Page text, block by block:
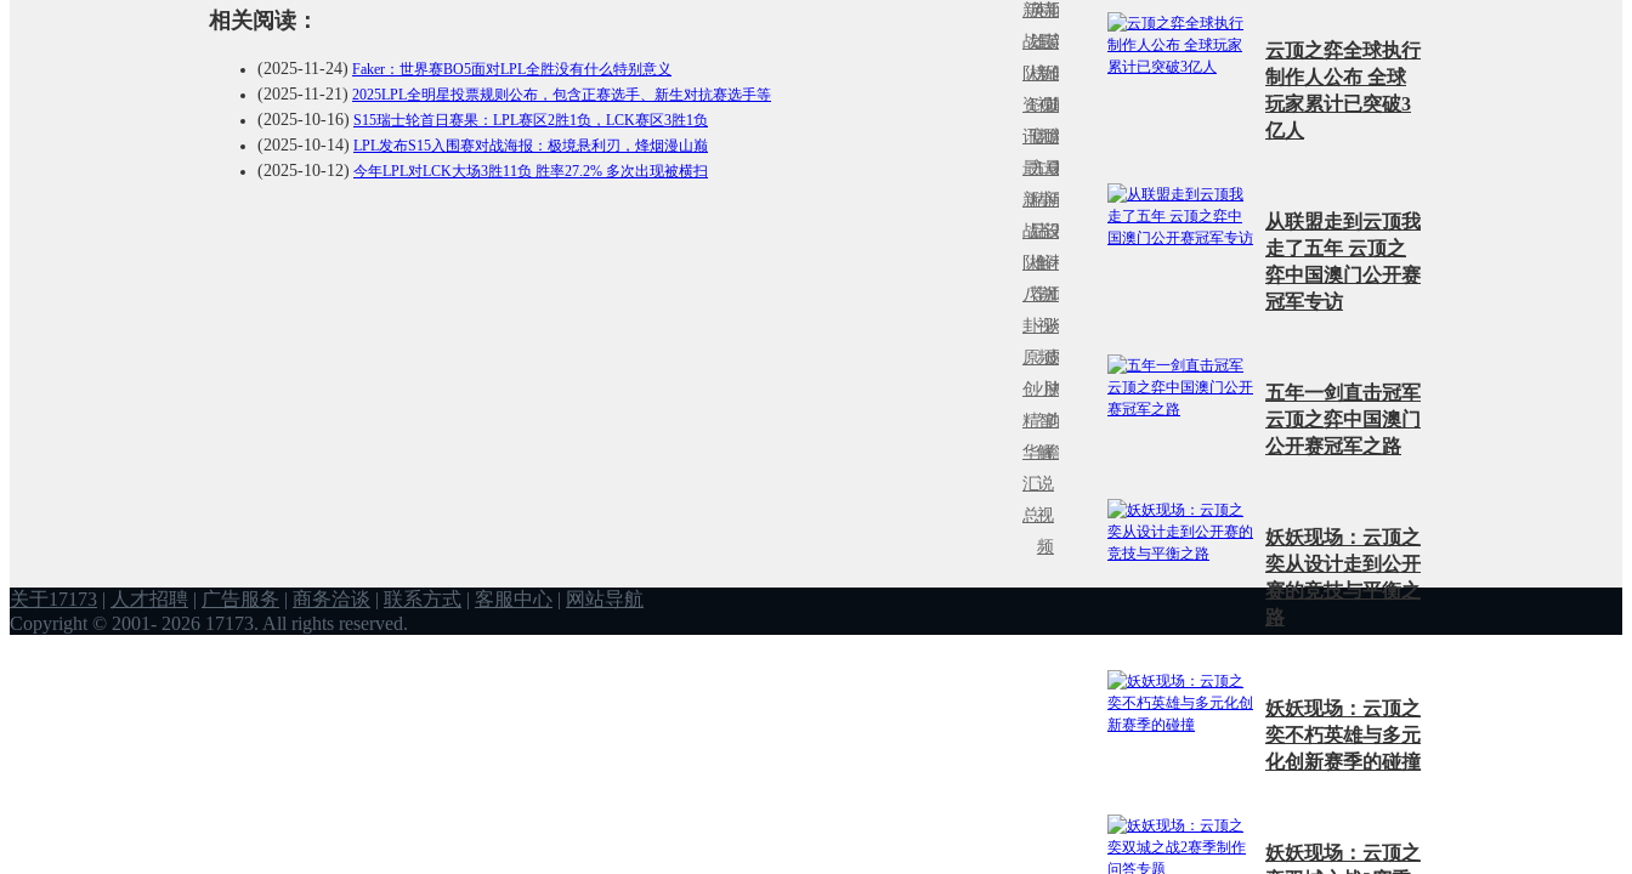
相关阅读：
(2025-11-24) Faker：世界赛BO5面对LPL全胜没有什么特别意义
(2025-11-21) 2025LPL全明星投票规则公布，包含正赛选手、新生对抗赛选手等
(2025-10-16) S15瑞士轮首日赛果：LPL赛区2胜1负，LCK赛区3胜1负
(2025-10-14) LPL发布S15入围赛对战海报：极境悬利刃，烽烟漫山巅
(2025-10-12) 今年LPL对LCK大场3胜11负 胜率27.2% 多次出现被横扫
云顶之弈全球执行
制作人公布 全球
玩家累计已突破3
亿人
从联盟走到云顶我
走了五年 云顶之
弈中国澳门公开赛
冠军专访
五年一剑直击冠军
云顶之弈中国澳门
公开赛冠军之路
妖妖现场：云顶之
奕从设计走到公开
赛的竞技与平衡之
路
妖妖现场：云顶之
奕不朽英雄与多元
化创新赛季的碰撞
妖妖现场：云顶之
新
战
队
资
讯
最
新
战
队
八
卦
原
创
精
华
汇
总
英
雄
榜
LOL
官
方
精
品
推
荐
特
最
新
视
频
LOL
小
苍
解
说
视
频
小
智
解
说
视
频
新
英
雄
前
瞻
最
新
设
计
师
谈
皮
肤
前
瞻
区
新
闻
最
新
赛
事
赛
程
LOL
一
周
撸
坛
关于17173 | 人才招聘 | 广告服务 | 商务洽谈 | 联系方式 | 客服中心 | 网站导航
Copyright © 2001- 2026 17173. All rights reserved.